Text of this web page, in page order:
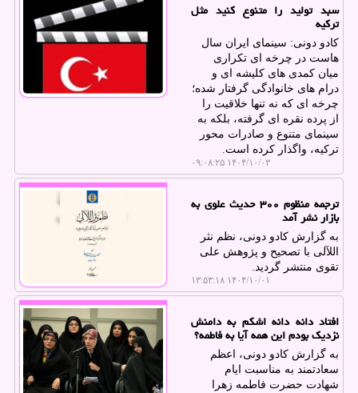
سبد تولید را متنوع کنید مثل
ترکیه
کادو دونی: سینمای ایران سال
هاست در چرخه ای تکراری
میان کمدی های کلیشه ای و
درام های خانوادگی گرفتار شده؛
چرخه ای که نه تنها خلاقیت را
از پرده نقره ای گرفته، بلکه به
سینمای متنوع و صادرات محور
ترکیه، واگذار کرده است.
۱۴۰۴/۱۰/۰۳ ۰۹:۰۸:۲۵
ترجمه منظوم ۳۰۰ حدیث علوی به
بازار نشر آمد
به گزارش کادو دونی، نظم نثر
اللآلی با تصحیح و پژوهش علی
تقوی منتشر گردید.
۱۴۰۴/۱۰/۰۱ ۱۳:۵۳:۱۸
افتاد دانه دانه اشکم به دامنش
نزدیک بودم این همه آیا به فاطمه؟
به گزارش کادو دونی، اعظم
سعادتمند به مناسبت ایام
شهادت حضرت فاطمه زهرا